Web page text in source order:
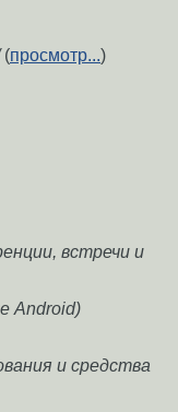
(просмотр...)
встречи и
Android)
и средства